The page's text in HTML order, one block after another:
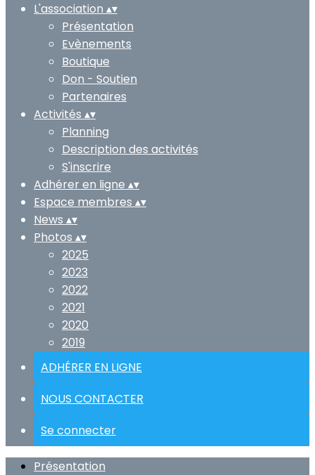
L'association ▴▾
Présentation
Evènements
Boutique
Don - Soutien
Partenaires
Activités ▴▾
Planning
Description des activités
S'inscrire
Adhérer en ligne ▴▾
Espace membres ▴▾
News ▴▾
Photos ▴▾
2025
2023
2022
2021
2020
2019
ADHÉRER EN LIGNE
NOUS CONTACTER
Se connecter
Présentation